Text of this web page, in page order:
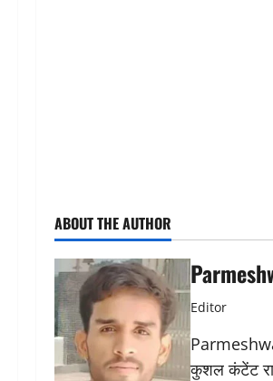
ABOUT THE AUTHOR
Editor
कुशल कंटेंट